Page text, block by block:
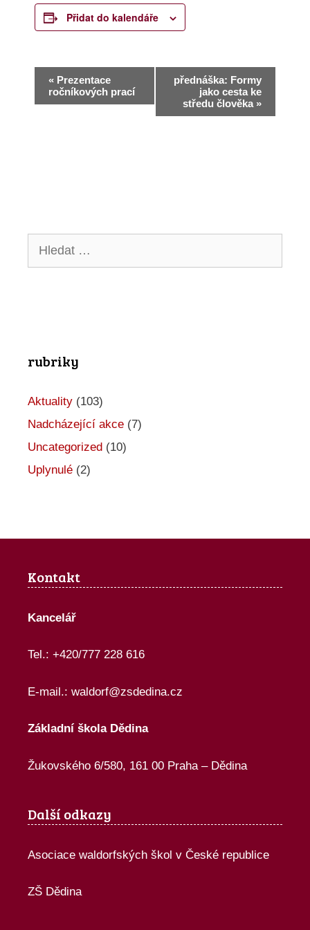
Přidat do kalendáře
a
c
e
A
c
e
« Prezentace
ročníkových prací
přednáška: Formy
jako cesta ke
středu člověka »
Hledat:
rubriky
Aktuality (103)
Nadcházející akce (7)
Uncategorized (10)
Uplynulé (2)
Kontakt
Kancelář
Tel.: +420/777 228 616
E-mail.: waldorf@zsdedina.cz
Základní škola Dědina
Žukovského 6/580, 161 00 Praha – Dědina
Další odkazy
Asociace waldorfských škol v České republice
ZŠ Dědina